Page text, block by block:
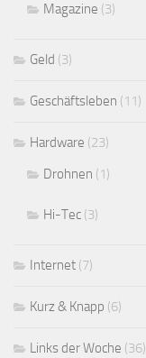
Magazine (3)
Geld (3)
Geschäftsleben (11)
Hardware (23)
Drohnen (1)
Hi-Tec (3)
Internet (7)
Kurz & Knapp (6)
Links der Woche (36)